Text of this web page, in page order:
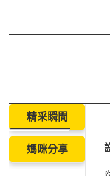
精采瞬間
媽咪分享